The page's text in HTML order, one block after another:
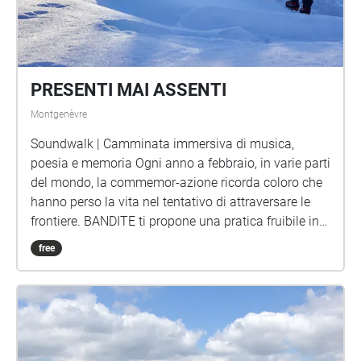
PRESENTI MAI ASSENTI
Montgenèvre
Soundwalk | Camminata immersiva di musica,
poesia e memoria Ogni anno a febbraio, in varie parti
del mondo, la commemor-azione ricorda coloro che
hanno perso la vita nel tentativo di attraversare le
frontiere. BANDITE ti propone una pratica fruibile in
qualsiasi momento, anche collettivamente, il cui
invito è quello di mettersi in una dimensione di
immersiva in cui suoni, canti e poesia
accompagneranno i tuoi passi lungo le montagne
che sono tappa di rotte migratorie complesse e
pericolose, percorse da migliaia di persone.
free